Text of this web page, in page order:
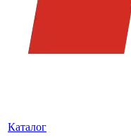
Каталог